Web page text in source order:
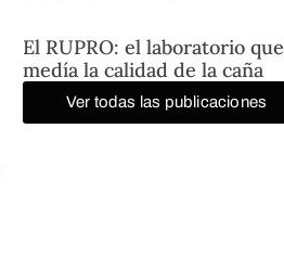
El RUPRO: el laboratorio que
medía la calidad de la caña
Ver todas las publicaciones